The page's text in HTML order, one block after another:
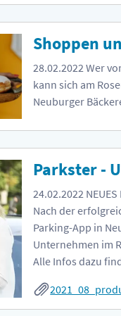
Shoppen
28.02.2022Wer
kann sich am
Neuburger
Parkster -
24.02.2022
Nach der
Parking-App in
Unternehmen im
Alle Infos dazu